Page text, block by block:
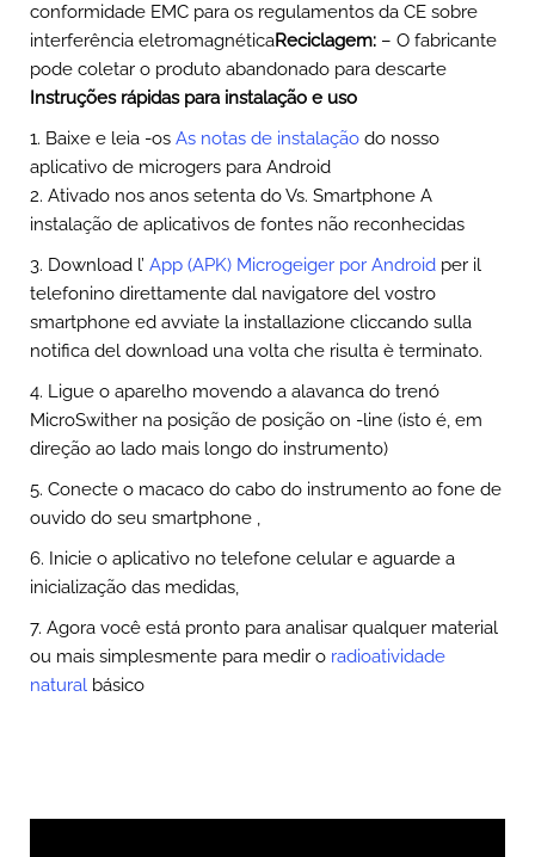
conformidade EMC para os regulamentos da CE sobre
interferência eletromagnéticaReciclagem: – O fabricante
pode coletar o produto abandonado para descarte
Instruções rápidas para instalação e uso
1. Baixe e leia -os As notas de instalação do nosso
aplicativo de microgers para Android
2. Ativado nos anos setenta do Vs. Smartphone A
instalação de aplicativos de fontes não reconhecidas
3. Download l’ App (APK) Microgeiger por Android per il
telefonino direttamente dal navigatore del vostro
smartphone ed avviate la installazione cliccando sulla
notifica del download una volta che risulta è terminato.
4. Ligue o aparelho movendo a alavanca do trenó
MicroSwither na posição de posição on -line (isto é, em
direção ao lado mais longo do instrumento)
5. Conecte o macaco do cabo do instrumento ao fone de
ouvido do seu smartphone ,
6. Inicie o aplicativo no telefone celular e aguarde a
inicialização das medidas,
7. Agora você está pronto para analisar qualquer material
ou mais simplesmente para medir o radioatividade
natural básico